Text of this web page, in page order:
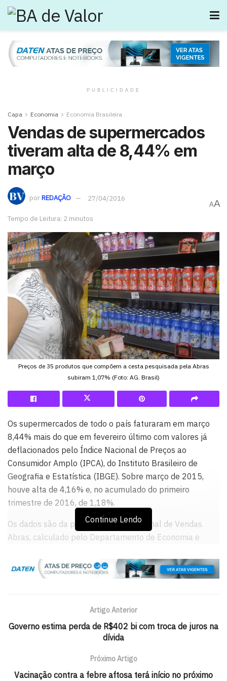
PUBLICIDADE
Capa Economia Economia Brasileira
Vendas de supermercados
tiveram alta de 8,44% em
março
porREDAÇÃO 27/04/2016
Tempo de Leitura: 2 minutos
AA
Preços de 35 produtos que compõem a cesta pesquisada pela Abras
subiram 1,07% (Foto: AG. Brasil)
Os supermercados de todo o país faturaram em março
8,44% mais do que em fevereiro último com valores já
deflacionados pelo Índice Nacional de Preços ao
Consumidor Amplo (IPCA), do Instituto Brasileiro de
Geografia e Estatística (IBGE). Sobre março de 2015,
houve alta de 4,16% e, no acumulado do primeiro
trimestre de 2016, de 1,18%.
Os dados são da pesquisa Índice Nacional de Vendas
Abras, calculado pelo Departamento de Economia e
(Abras).
em março. Observou que o período da páscoa é o
segundo melhor em vendas para o setor. Apesar do
aumento, ele lembrou que os dois meses anteriores
expectativa de um desempenho ruim ao longo do ano.
Continue Lendo
Artigo Anterior
Governo estima perda de R$402 bi com troca de juros na
dívida
Próximo Artigo
Vacinação contra a febre aftosa terá início no próximo